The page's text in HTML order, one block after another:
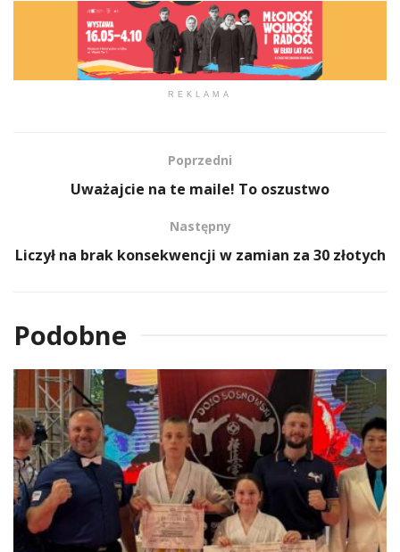
REKLAMA
Poprzedni
Uważajcie na te maile! To oszustwo
Następny
Liczył na brak konsekwencji w zamian za 30 złotych
Podobne